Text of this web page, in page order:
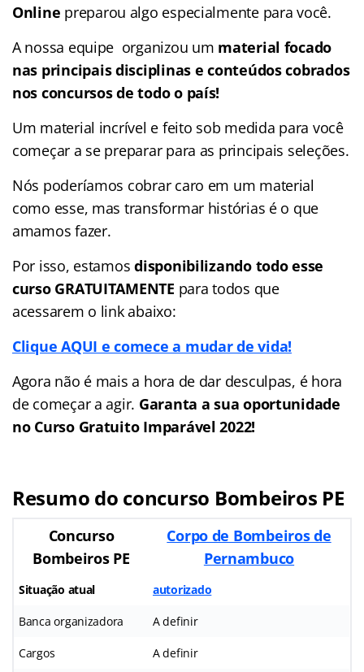
Online preparou algo especialmente para você.
A nossa equipe organizou um material focado
nas principais disciplinas e conteúdos cobrados
nos concursos de todo o país!
Um material incrível e feito sob medida para você
começar a se preparar para as principais seleções.
Nós poderíamos cobrar caro em um material
como esse, mas transformar histórias é o que
amamos fazer.
Por isso, estamos disponibilizando todo esse
curso GRATUITAMENTE para todos que
acessarem o link abaixo:
Clique AQUI e comece a mudar de vida!
Agora não é mais a hora de dar desculpas, é hora
de começar a agir. Garanta a sua oportunidade
no Curso Gratuito Imparável 2022!
Resumo do concurso Bombeiros PE
Concurso
Bombeiros PE
Corpo de Bombeiros de
Pernambuco
Situação atual autorizado
Banca organizadora A definir
Cargos A definir